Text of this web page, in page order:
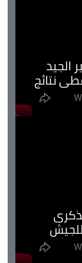
نتائج